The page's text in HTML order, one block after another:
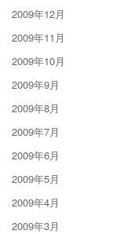
2009年12月
2009年11月
2009年10月
2009年9月
2009年8月
2009年7月
2009年6月
2009年5月
2009年4月
2009年3月